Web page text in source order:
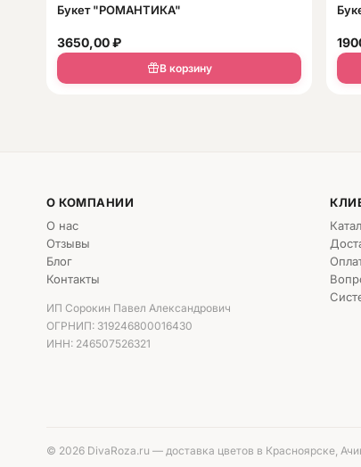
Букет "РОМАНТИКА"
3650,00₽
В корзину
О КОМПАНИИ
О нас
Отзывы
Блог
Контакты
ИП Сорокин Павел Александрович
ОГРНИП: 319246800016430
ИНН: 246507526321
© 2026 DivaRoza.ru — доставка цветов в Красноярске,